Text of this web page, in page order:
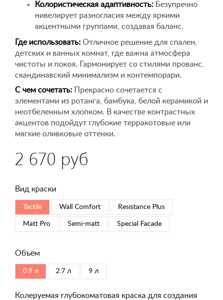
Колористическая адаптивность: Безупречно
нивелирует разногласия между яркими
акцентными группами, создавая баланс.
Где использовать: Отличное решение для спален,
детских и ванных комнат, где важна атмосфера
чистоты и покоя. Гармонирует со стилями прованс,
скандинавский минимализм и контемпорари.
С чем сочетать: Прекрасно сочетается с
элементами из ротанга, бамбука, белой керамикой и
неотбеленным хлопком. В качестве контрастных
акцентов подойдут глубокие терракотовые или
мягкие оливковые оттенки.
2 670 руб
Вид краски
Tactile Wall Comfort Resistance Plus
Matt Pro Semi-matt Special Faсade
Объём
0.9 л 2.7 л 9 л
Колеруемая глубокоматовая краска для создания